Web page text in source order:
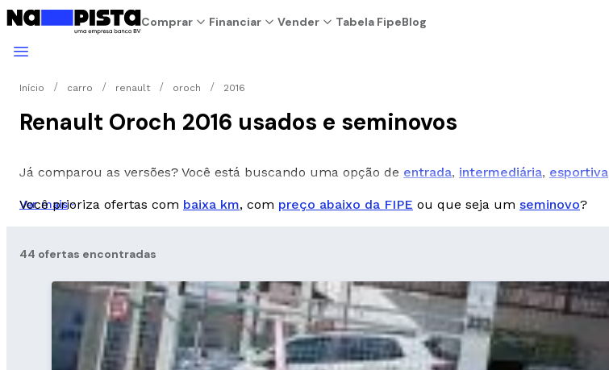
Comprar Financiar Vender Tabela FipeBlog
Início carro renault oroch 2016
Renault Oroch 2016 usados e seminovos
Já comparou as versões? Você está buscando uma opção de entrada, intermediária, esportiva
Você prioriza ofertas com baixa km, com preço abaixo da FIPE ou que seja um seminovo?
Ver mais
44 ofertas encontradas